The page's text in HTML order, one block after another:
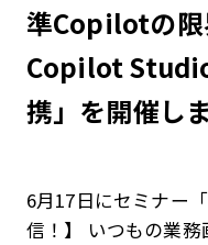
準Copilotの限
Copilot
携」を開催しま
6月17日にセミナー
信！】 いつもの業